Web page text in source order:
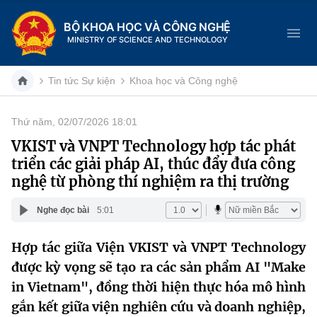
BỘ KHOA HỌC VÀ CÔNG NGHỆ
MINISTRY OF SCIENCE AND TECHNOLOGY
Danh mục
Trang chủ
Cơ cấu tổ chức
Lịch sử phát triển
Khoa học và Công nghệ
Đổi mới sáng tạo
Dịch vụ công
Hệ thống văn bản
Tin tức Sự kiện Khoa học và Công nghệ
Thứ năm, 02/07/2026 18:01
VKIST và VNPT Technology hợp tác phát
triển các giải pháp AI, thúc đẩy đưa công
nghệ từ phòng thí nghiệm ra thị trường
Nghe đọc bài 5:01
Hợp tác giữa Viện VKIST và VNPT Technology
được kỳ vọng sẽ tạo ra các sản phẩm AI "Make
in Vietnam", đồng thời hiện thực hóa mô hình
gắn kết giữa viện nghiên cứu và doanh nghiệp,